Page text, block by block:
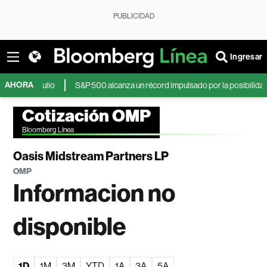
PUBLICIDAD
Ingresar
AHORA
julio S&P 500 alcanza un récord impulsado por la posibilidad de un
Cotización OMP
Bloomberg Línea
Oasis Midstream Partners LP
OMP
Informacion no
disponible